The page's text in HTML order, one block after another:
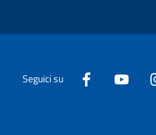
Seguici su